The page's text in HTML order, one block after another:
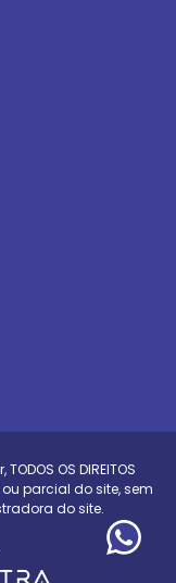
, TODOS OS DIREITOS
ou parcial do site, sem
do site.